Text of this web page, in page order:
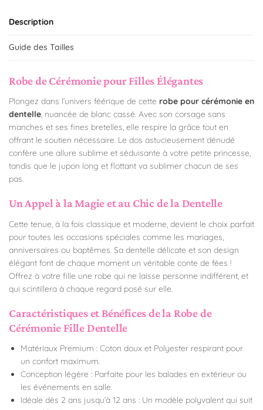
Description
Guide des Tailles
Robe de Cérémonie pour Filles Élégantes
Plongez dans l’univers féérique de cette robe pour cérémonie en
dentelle, nuancée de blanc cassé. Avec son corsage sans
manches et ses fines bretelles, elle respire la grâce tout en
offrant le soutien nécessaire. Le dos astucieusement dénudé
confère une allure sublime et séduisante à votre petite princesse,
tandis que le jupon long et flottant va sublimer chacun de ses
pas.
Un Appel à la Magie et au Chic de la Dentelle
Cette tenue, à la fois classique et moderne, devient le choix parfait
pour toutes les occasions spéciales comme les mariages,
anniversaires ou baptêmes. Sa dentelle délicate et son design
élégant font de chaque moment un véritable conte de fées !
Offrez à votre fille une robe qui ne laisse personne indifférent, et
qui scintillera à chaque regard posé sur elle.
Caractéristiques et Bénéfices de la Robe de
Cérémonie Fille Dentelle
Matériaux Premium : Coton doux et Polyester respirant pour
un confort maximum.
Conception légère : Parfaite pour les balades en extérieur ou
les événements en salle.
Idéale dès 2 ans jusqu’à 12 ans : Un modèle polyvalent qui suit